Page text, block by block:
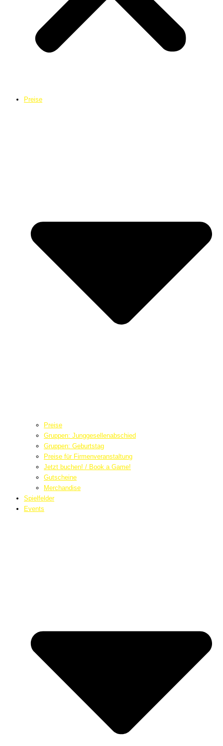
Preise
Preise
Gruppen: Junggesellenabschied
Gruppen: Geburtstag
Preise für Firmenveranstaltung
Jetzt buchen! / Book a Game!
Gutscheine
Merchandise
Spielfelder
Events